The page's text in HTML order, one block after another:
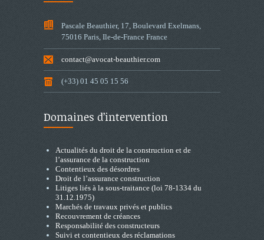
Pascale Beauthier, 17, Boulevard Exelmans,
75016 Paris, Ile-de-France France
contact@avocat-beauthier.com
(+33) 01 45 05 15 56
Domaines d’intervention
Actualités du droit de la construction et de
l’assurance de la construction
Contentieux des désordres
Droit de l’assurance construction
Litiges liés à la sous-traitance (loi 78-1334 du
31.12.1975)
Marchés de travaux privés et publics
Recouvrement de créances
Responsabilité des constructeurs
Suivi et contentieux des réclamations